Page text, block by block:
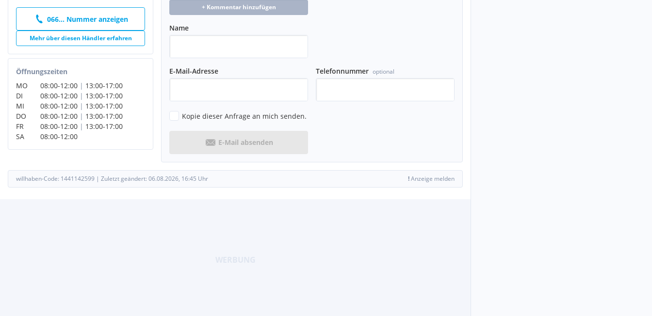
066... Nummer anzeigen
Mehr über diesen Händler erfahren
Öffnungszeiten
MO
08:00-12:00 | 13:00-17:00
DI
08:00-12:00 | 13:00-17:00
MI
08:00-12:00 | 13:00-17:00
DO
08:00-12:00 | 13:00-17:00
FR
08:00-12:00 | 13:00-17:00
SA
08:00-12:00
+ Kommentar hinzufügen
Name
E-Mail-Adresse Telefonnummer optional
Kopie dieser Anfrage an mich senden.
E-Mail absenden
willhaben-Code: 1441142599 | Zuletzt geändert: 06.08.2026, 16:45 Uhr !Anzeige melden